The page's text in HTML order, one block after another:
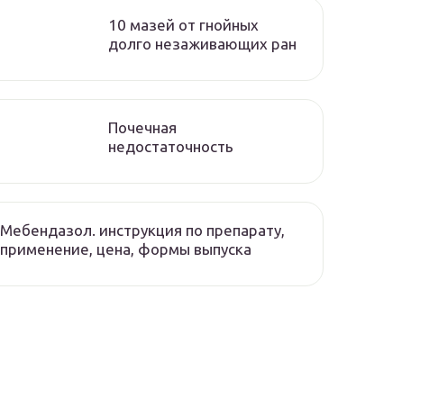
10 мазей от гнойных
долго незаживающих ран
Почечная
недостаточность
Мебендазол. инструкция по препарату,
применение, цена, формы выпуска